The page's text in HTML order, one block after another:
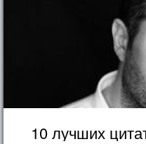
10 лучших